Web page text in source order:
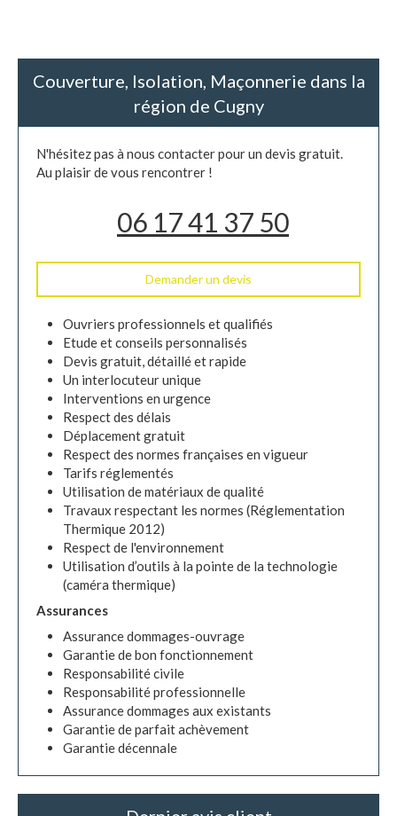
Couverture, Isolation, Maçonnerie dans la
région de Cugny
N'hésitez pas à nous contacter pour un devis gratuit.
Au plaisir de vous rencontrer !
06 17 41 37 50
Demander un devis
Ouvriers professionnels et qualifiés
Etude et conseils personnalisés
Devis gratuit, détaillé et rapide
Un interlocuteur unique
Interventions en urgence
Respect des délais
Déplacement gratuit
Respect des normes françaises en vigueur
Tarifs réglementés
Utilisation de matériaux de qualité
Travaux respectant les normes (Réglementation
Thermique 2012)
Respect de l'environnement
Utilisation d’outils à la pointe de la technologie
(caméra thermique)
Assurances
Assurance dommages-ouvrage
Garantie de bon fonctionnement
Responsabilité civile
Responsabilité professionnelle
Assurance dommages aux existants
Garantie de parfait achèvement
Garantie décennale